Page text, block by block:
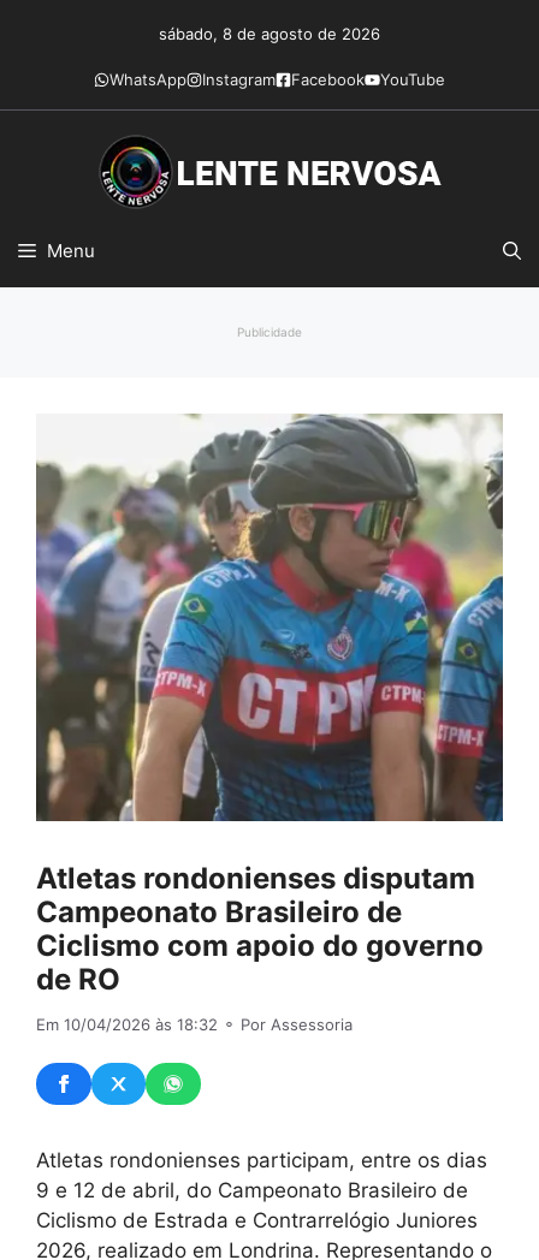
conteúdo
sábado, 8 de agosto de 2026
WhatsApp Instagram Facebook YouTube
Menu
Publicidade
Atletas rondonienses disputam
Campeonato Brasileiro de
Ciclismo com apoio do governo
de RO
Em 10/04/2026 às 18:32 ⚬ Por Assessoria
Atletas rondonienses participam, entre os dias
9 e 12 de abril, do Campeonato Brasileiro de
Ciclismo de Estrada e Contrarrelógio Juniores
2026, realizado em Londrina. Representando o